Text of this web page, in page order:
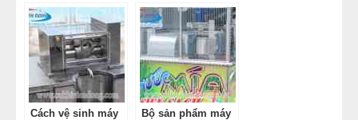
Cách vệ sinh máy Bộ sản phẩm máy